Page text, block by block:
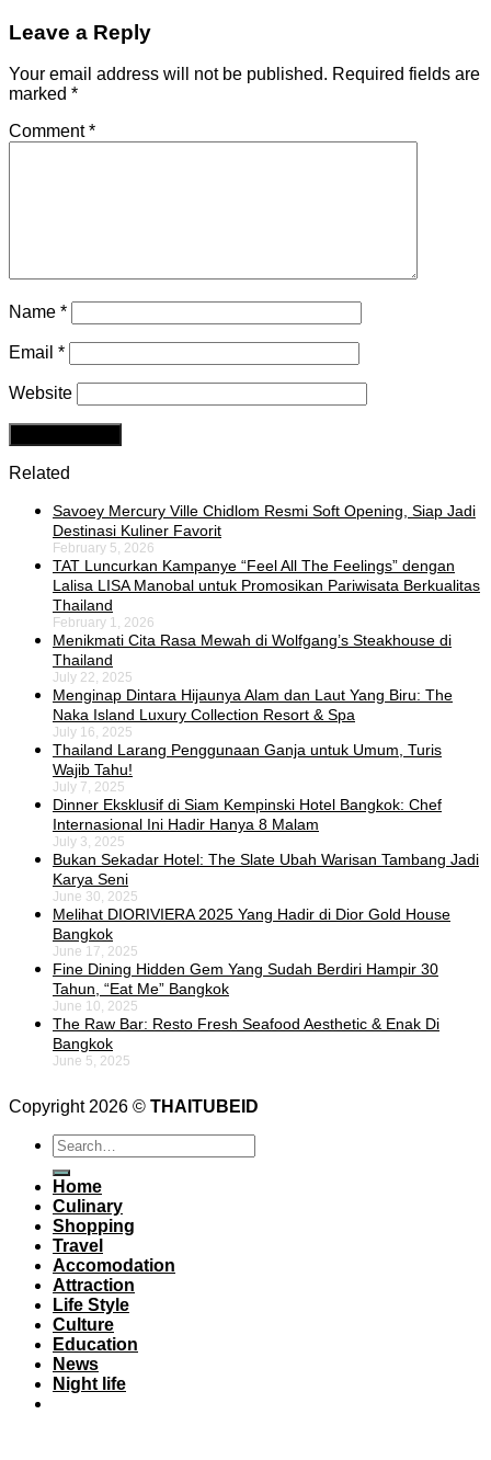
Leave a Reply
Your email address will not be published. Required fields are
marked *
Comment*
Name *
Email *
Website
Related
Savoey Mercury Ville Chidlom Resmi Soft Opening, Siap Jadi
Destinasi Kuliner Favorit
February 5, 2026
TAT Luncurkan Kampanye “Feel All The Feelings” dengan
Lalisa LISA Manobal untuk Promosikan Pariwisata Berkualitas
Thailand
February 1, 2026
Menikmati Cita Rasa Mewah di Wolfgang’s Steakhouse di
Thailand
July 22, 2025
Menginap Dintara Hijaunya Alam dan Laut Yang Biru: The
Naka Island Luxury Collection Resort & Spa
July 16, 2025
Thailand Larang Penggunaan Ganja untuk Umum, Turis
Wajib Tahu!
July 7, 2025
Dinner Eksklusif di Siam Kempinski Hotel Bangkok: Chef
Internasional Ini Hadir Hanya 8 Malam
July 3, 2025
Bukan Sekadar Hotel: The Slate Ubah Warisan Tambang Jadi
Karya Seni
June 30, 2025
Melihat DIORIVIERA 2025 Yang Hadir di Dior Gold House
Bangkok
June 17, 2025
Fine Dining Hidden Gem Yang Sudah Berdiri Hampir 30
Tahun, “Eat Me” Bangkok
June 10, 2025
The Raw Bar: Resto Fresh Seafood Aesthetic & Enak Di
Bangkok
June 5, 2025
Copyright 2026 © THAITUBEID
Home
Culinary
Shopping
Travel
Accomodation
Attraction
Life Style
Culture
Education
News
Night life